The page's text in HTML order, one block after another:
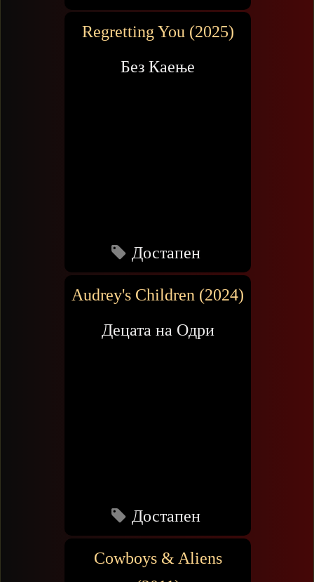
Regretting You (2025)
Без Каење
Достапен
Audrey's Children (2024)
Децата на Одри
Достапен
Cowboys & Aliens